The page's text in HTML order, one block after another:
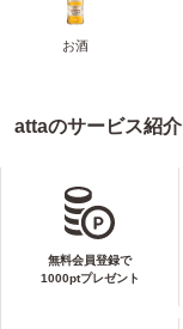
お酒
attaのサービス紹介
無料会員登録で
1000ptプレゼント